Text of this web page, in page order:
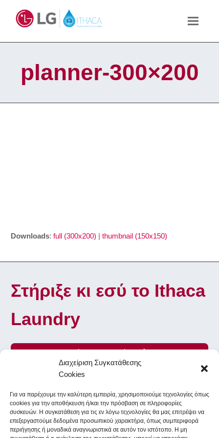
Διαχείριση Συγκατάθεσης
Cookies
Για να παρέχουμε την καλύτερη εμπειρία, χρησιμοποιούμε τεχνολογίες όπως
cookies για την αποθήκευση ή/και την πρόσβαση σε πληροφορίες
συσκευών. Η συγκατάθεση για τις εν λόγω τεχνολογίες θα μας επιτρέψει να
επεξεργαστούμε δεδομένα προσωπικού χαρακτήρα, όπως συμπεριφορά
περιήγησης ή μοναδικά αναγνωριστικά σε αυτόν τον ιστότοπο. Η μη
planner-300×200
Downloads:full (300x200) |thumbnail (150x150)
Στήριξε κι εσύ το Ithaca
Laundry
Γίνε Εθελοντής
To Ithaca Laundry στα κοινωνικά δίκτυα
FacebookInstagram